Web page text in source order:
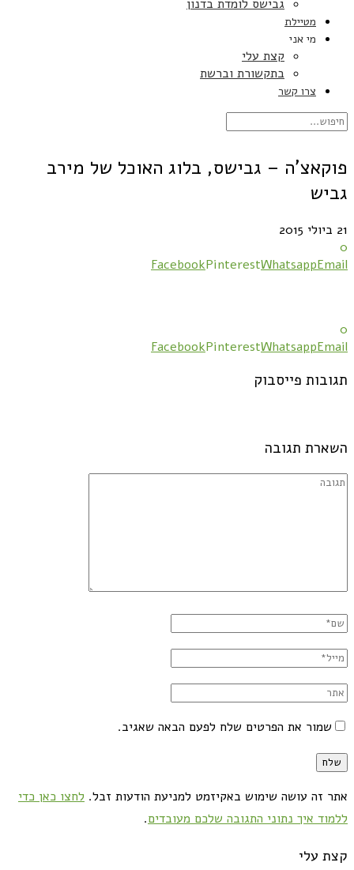
גבישס לומדת בדנון
מטיילת
מי אני
קצת עלי
בתקשורת וברשת
צרו קשר
פוקאצ'ה – גבישס, בלוג האוכל של מירב
גביש
21 ביולי 2015
0
FacebookPinterestWhatsappEmail
0
FacebookPinterestWhatsappEmail
תגובות פייסבוק
השארת תגובה
שמור את הפרטים שלח לפעם הבאה שאגיב.
אתר זה עושה שימוש באקיזמט למניעת הודעות זבל. לחצו כאן כדי
ללמוד איך נתוני התגובה שלכם מעובדים.
קצת עלי